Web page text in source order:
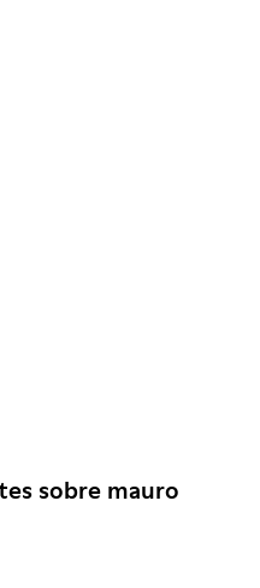
sobre mauro